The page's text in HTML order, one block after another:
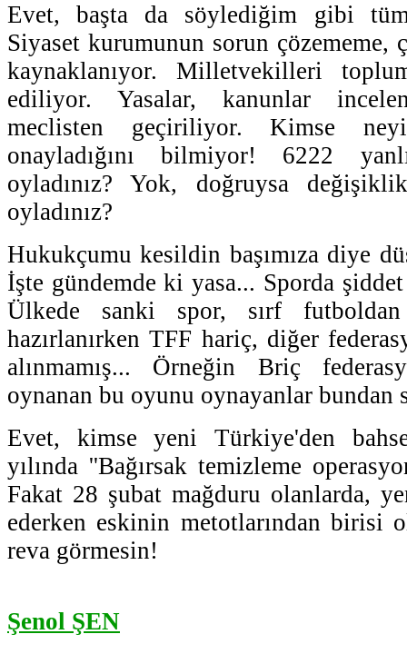
Evet, başta da söylediğim gibi tüm
Siyaset kurumunun sorun çözememe,
kaynaklanıyor. Milletvekilleri
ediliyor. Yasalar, kanunlar
meclisten geçiriliyor. Kimse
onayladığını bilmiyor! 6222
oyladınız? Yok, doğruysa
oyladınız?
Hukukçumu kesildin başımıza diye
İşte gündemde ki yasa... Sporda
Ülkede sanki spor, sırf
hazırlanırken TFF hariç, diğer
alınmamış... Örneğin Briç
oynanan bu oyunu oynayanlar bundan
Evet, kimse yeni Türkiye'den
yılında ''Bağırsak temizleme
Fakat 28 şubat mağduru olanlarda,
ederken eskinin metotlarından birisi
reva görmesin!
Şenol ŞEN